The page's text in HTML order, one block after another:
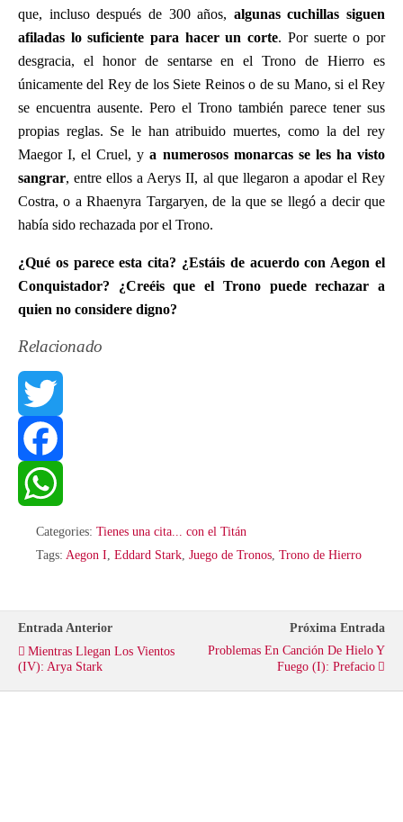
que, incluso después de 300 años, algunas cuchillas siguen
afiladas lo suficiente para hacer un corte. Por suerte o por
desgracia, el honor de sentarse en el Trono de Hierro es
únicamente del Rey de los Siete Reinos o de su Mano, si el Rey
se encuentra ausente. Pero el Trono también parece tener sus
propias reglas. Se le han atribuido muertes, como la del rey
Maegor I, el Cruel, ya numerosos monarcas se les ha visto
sangrar, entre ellos a Aerys II, al que llegaron a apodar el Rey
Costra, o a Rhaenyra Targaryen, de la que se llegó a decir que
había sido rechazada por el Trono.
¿Qué os parece esta cita? ¿Estáis de acuerdo con Aegon el
Conquistador? ¿Creéis que el Trono puede rechazar a
quien no considere digno?
Relacionado
T
w
e
F
b
t
Categories: Tienes una cita... con el Titán
Tags: Aegon I, Eddard Stark, Juego de Tronos, Trono de Hierro
Entrada Anterior
Mientras Llegan Los Vientos
(IV): Arya Stark
Próxima Entrada
Problemas En Canción De Hielo Y
Fuego (I): Prefacio